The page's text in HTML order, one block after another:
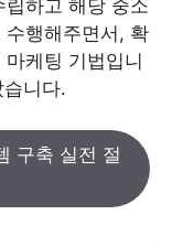
하고 해당 중소
수행해주면서, 확
케팅 기법입니
니다.
구축 실전 절